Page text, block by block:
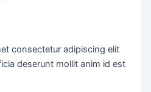
consectetur adipiscing elit
deserunt mollit anim id est